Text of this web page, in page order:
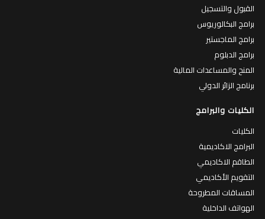
القبول والتسجيل
برامج البكالوريوس
برامج الماجستير
برامج الدبلوم
المنح والمساعدات المالية
برنامج الزائر الدولي
الكليات والبرامج
الكليات
البرامج الاكاديمية
الطاقم الاكاديمي
التقويم الأكاديمي
المساقات المطروحة
الهواتف الداخلية